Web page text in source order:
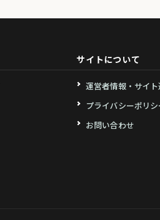
サイトについて
運営者情報・サイ
プライバシーポリシ
お問い合わせ